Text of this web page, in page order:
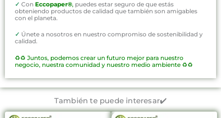
✓ Con Eccopaper®, puedes estar seguro de que estás
obteniendo productos de calidad que también son amigables
con el planeta.
✓ Únete a nosotros en nuestro compromiso de sostenibilidad y
calidad.
♻️♻️ Juntos, podemos crear un futuro mejor para nuestro
negocio, nuestra comunidad y nuestro medio ambiente ♻️♻️
También te puede interesar✔️